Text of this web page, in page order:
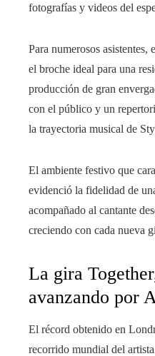
fotografías y videos del
Para numerosos
el broche ideal para una
producción de gran
con el público y un
la trayectoria musical de
El ambiente festivo que
evidenció la fidelidad de
acompañado al cantante
creciendo con cada nueva
La gira
avanzando por
El récord obtenido en
recorrido mundial del